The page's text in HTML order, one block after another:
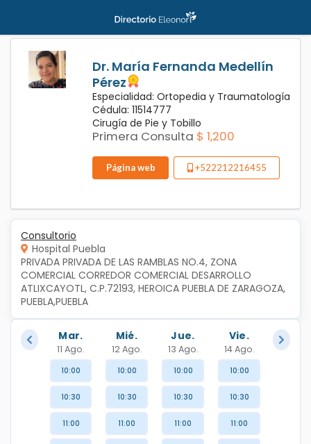
Dr. María Fernanda Medellín
Pérez
Especialidad: Ortopedia y Traumatología
Cédula: 11514777
Cirugía de Pie y Tobillo
Primera Consulta $ 1,200
Página web +522212216455
Consultorio
Hospital Puebla
PRIVADA PRIVADA DE LAS RAMBLAS NO.4, ZONA
COMERCIAL CORREDOR COMERCIAL DESARROLLO
ATLIXCAYOTL, C.P.72193, HEROICA PUEBLA DE ZARAGOZA,
PUEBLA,PUEBLA
Mar.
11 Ago.
Mié.
12 Ago.
Jue.
13 Ago.
Vie.
14 Ago.
10:00
10:30
11:00
10:00
10:30
11:00
10:00
10:30
11:00
10:00
10:30
11:00